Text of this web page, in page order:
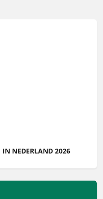
IN NEDERLAND 2026